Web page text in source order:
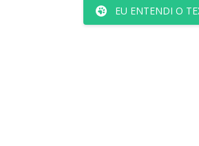
EU ENTENDI O